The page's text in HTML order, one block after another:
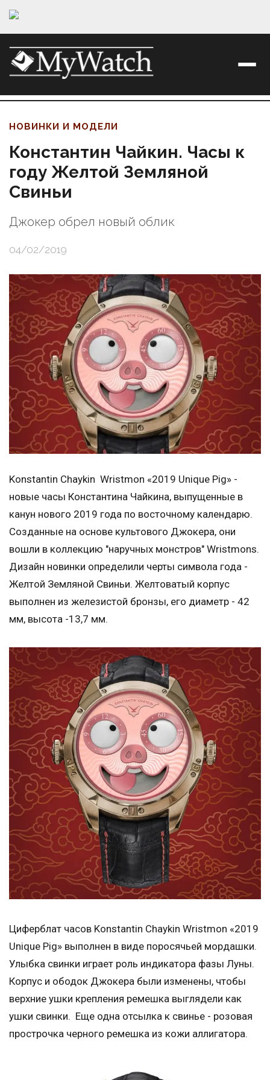
НОВИНКИ И МОДЕЛИ
Константин Чайкин. Часы к
году Желтой Земляной
Свиньи
Джокер обрел новый облик
04/02/2019
Konstantin Chaykin Wristmon «2019 Unique Pig» -
новые часы Константина Чайкина, выпущенные в
канун нового 2019 года по восточному календарю.
Созданные на основе культового Джокера, они
вошли в коллекцию "наручных монстров" Wristmons.
Дизайн новинки определили черты символа года -
Желтой Земляной Свиньи. Желтоватый корпус
выполнен из железистой бронзы, его диаметр - 42
мм, высота -13,7 мм.
Циферблат часов Konstantin Chaykin Wristmon «2019
Unique Pig» выполнен в виде поросячьей мордашки.
Улыбка свинки играет роль индикатора фазы Луны.
Корпус и ободок Джокера были изменены, чтобы
верхние ушки крепления ремешка выглядели как
ушки свинки. Еще одна отсылка к свинье - розовая
прострочка черного ремешка из кожи аллигатора.